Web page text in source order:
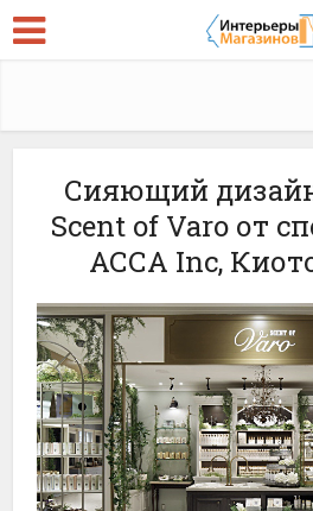
Сияющий
Scent of Varo от
АССА Inc,